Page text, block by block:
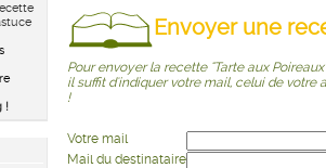
!
Envoyer une
Pour envoyer la recette "Tarte aux
il suffit d'indiquer votre mail, celui de votre
!
Votre mail
Mail du destinataire